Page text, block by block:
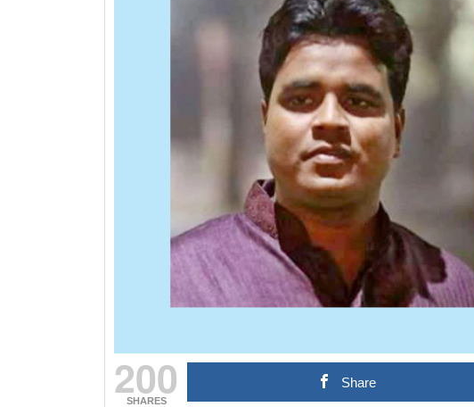
200
SHARES
Share